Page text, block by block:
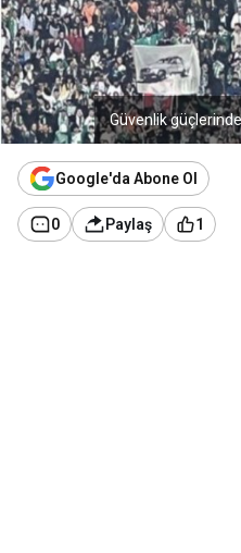
Güvenlik
Google'da Abone Ol
0 Paylaş 1